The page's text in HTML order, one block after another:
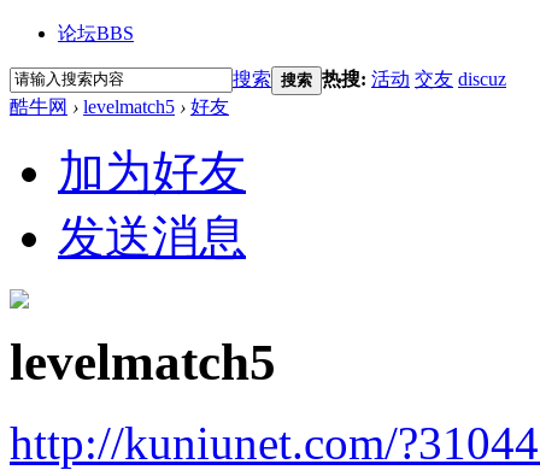
论坛BBS
搜索 搜索 热搜: 活动 交友 discuz
酷牛网 › levelmatch5 › 好友
加为好友
发送消息
levelmatch5
http://kuniunet.com/